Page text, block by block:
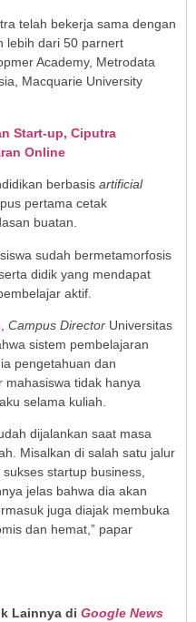
telah bekerja sama dengan
lebih dari 50 parnert
Academy, Metrodata
Macquarie University
Start-up, Ciputra
Online
berbasis artificial
pertama cetak
buatan.
sudah bermetamorfosis
didik yang mendapat
aktif.
Campus Director Universitas
sistem pembelajaran
pengetahuan dan
mahasiswa tidak hanya
selama kuliah.
dijalankan saat masa
Misalkan di salah satu jalur
startup business,
jelas bahwa dia akan
juga diajak membuka
dan hemat,” papar
Lainnya di Google News